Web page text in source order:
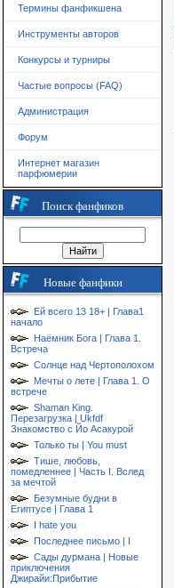
Термины фанфикшена
Инструменты авторов
Конкурсы и турниры
Частые вопросы (FAQ)
Администрация
Форум
Интернет магазин
парфюмерии
Поиск фанфиков
Новые фанфики
Ей всего 13 18+ | Глава1
начало
Наёмник Бога | Глава 1.
Встреча
Солнце над Чертополохом
Мечты о лете | Глава 1. О
встрече
Shaman King.
Перезагрузка | Ukfdf
Знакомство с Йо Асакурой
Только ты | You must
Тише, любовь,
помедленнее | Часть I. Вслед
за мечтой
Безумные будни в
Египтусе | Глава 1
I hate you
Последнее письмо | I
Сады дурмана | Новые
приключения
Джирайи:Прибытие